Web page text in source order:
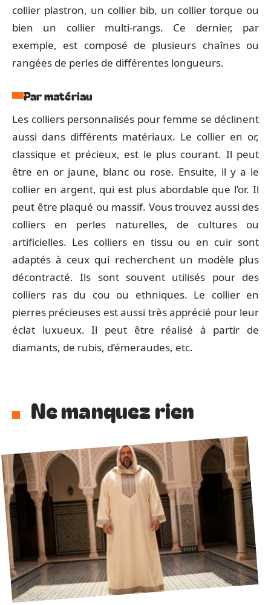
collier plastron, un collier bib, un collier torque ou
bien un collier multi-rangs. Ce dernier, par
exemple, est composé de plusieurs chaînes ou
rangées de perles de différentes longueurs.
Par matériau
Les colliers personnalisés pour femme se déclinent
aussi dans différents matériaux. Le collier en or,
classique et précieux, est le plus courant. Il peut
être en or jaune, blanc ou rose. Ensuite, il y a le
collier en argent, qui est plus abordable que l’or. Il
peut être plaqué ou massif. Vous trouvez aussi des
colliers en perles naturelles, de cultures ou
artificielles. Les colliers en tissu ou en cuir sont
adaptés à ceux qui recherchent un modèle plus
décontracté. Ils sont souvent utilisés pour des
colliers ras du cou ou ethniques. Le collier en
pierres précieuses est aussi très apprécié pour leur
éclat luxueux. Il peut être réalisé à partir de
diamants, de rubis, d’émeraudes, etc.
Ne manquez rien